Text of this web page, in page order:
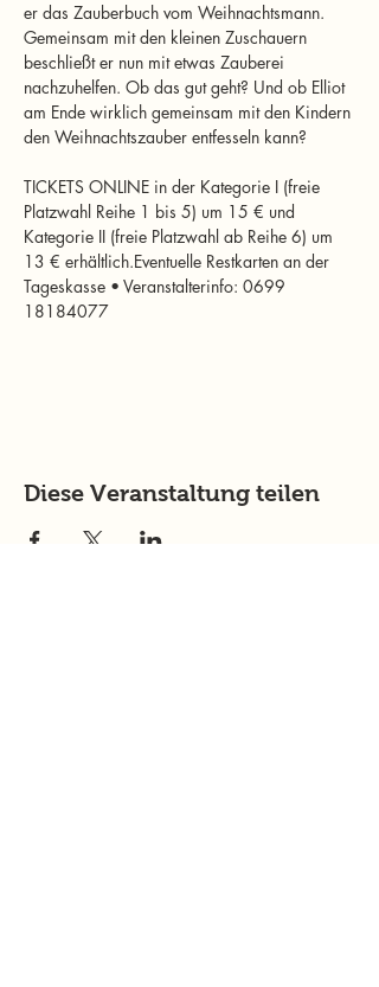
er das Zauberbuch vom Weihnachtsmann.
Gemeinsam mit den kleinen Zuschauern
beschließt er nun mit etwas Zauberei
nachzuhelfen. Ob das gut geht? Und ob Elliot
am Ende wirklich gemeinsam mit den Kindern
den Weihnachtszauber entfesseln kann?
TICKETS ONLINE in der Kategorie I (freie
Platzwahl Reihe 1 bis 5) um 15 € und
Kategorie II (freie Platzwahl ab Reihe 6) um
13 € erhältlich.Eventuelle Restkarten an der
Tageskasse • Veranstalterinfo: 0699
18184077
Diese Veranstaltung teilen